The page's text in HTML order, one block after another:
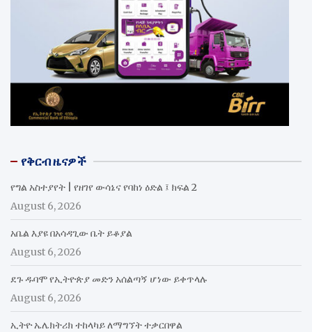
የቅርብ ዜናዎች
የግል አስተያየት | የዘገየ ውሳኔና የባከነ ዕድል ፤ ክፍል 2
August 6, 2026
አቤል እያዩ በአሳዳጊው ቤት ይቆያል
August 6, 2026
ደጉ ዱባሞ የኢትዮጵያ መድን አሰልጣኝ ሆነው ይቀጥላሉ
August 6, 2026
ኢትዮ ኤሌክትሪክ ተከላካይ ለማግኘት ተቃርበዋል